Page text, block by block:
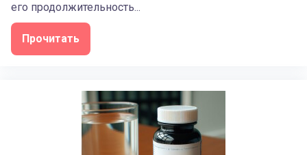
его продолжительность...
Прочитать